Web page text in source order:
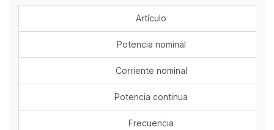
Artículo
Potencia nominal
Corriente nominal
Potencia continua
Frecuencia